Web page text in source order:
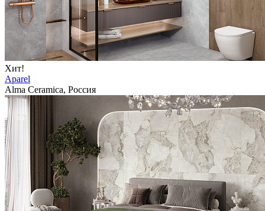
Хит!
Aparel
Alma Ceramica, Россия